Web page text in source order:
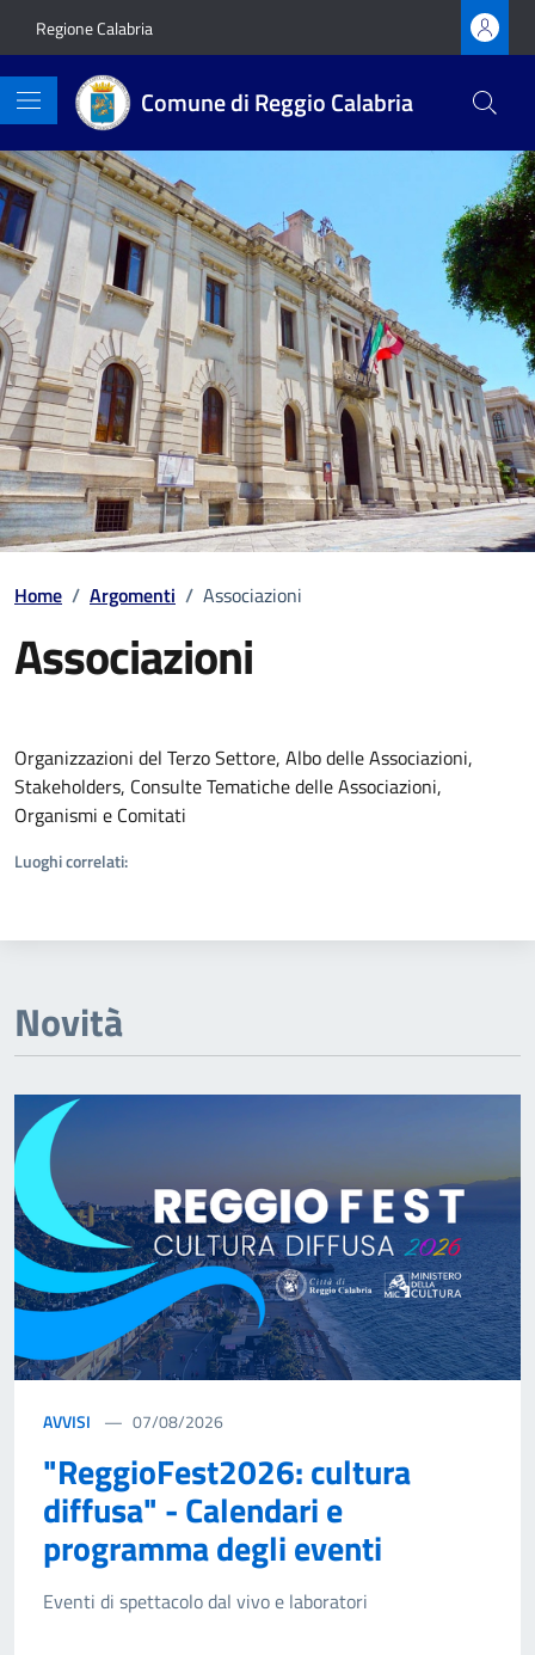
Regione Calabria
Comune di Reggio Calabria
Home / Argomenti / Associazioni
Associazioni
Organizzazioni del Terzo Settore, Albo delle Associazioni,
Stakeholders, Consulte Tematiche delle Associazioni,
Organismi e Comitati
Luoghi correlati:
Novità
AVVISI 07/08/2026
"ReggioFest2026: cultura
diffusa" - Calendari e
programma degli eventi
Eventi di spettacolo dal vivo e laboratori